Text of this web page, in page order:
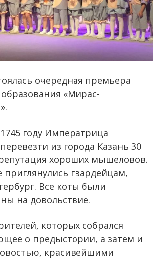
очередная премьера
«Мирас-
году Императрица
из города Казань 30
хороших мышеловов.
гвардейцам,
Все коты были
на довольствие.
которых собрался
о предыстории, а затем и
красивейшими